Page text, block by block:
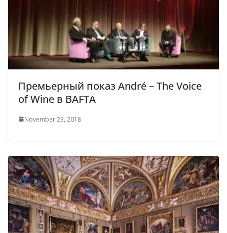
Премьерный показ André – The Voice
of Wine в BAFTA
November 23, 2018